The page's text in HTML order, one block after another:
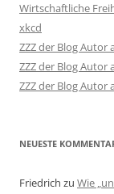
Wirtschaftliche
xkcd
ZZZ der Blog Autor
ZZZ der Blog Autor
ZZZ der Blog Autor
NEUESTE
Friedrich zu Wie